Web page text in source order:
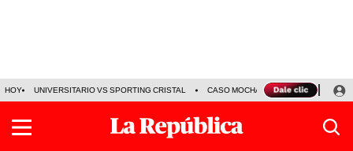
HOY UNIVERSITARIO VS SPORTING CRISTAL CASO MOCHASUELDOS